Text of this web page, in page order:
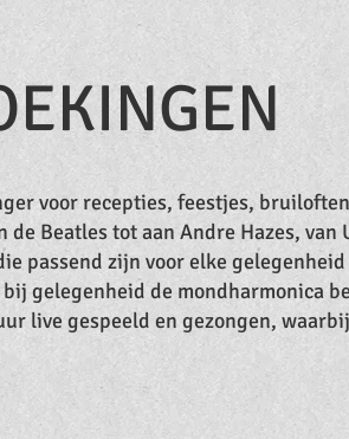
voor recepties, feestjes,
Beatles tot aan Andre Hazes, van
passend zijn voor elke
gelegenheid de mondharmonica
live gespeeld en gezongen,